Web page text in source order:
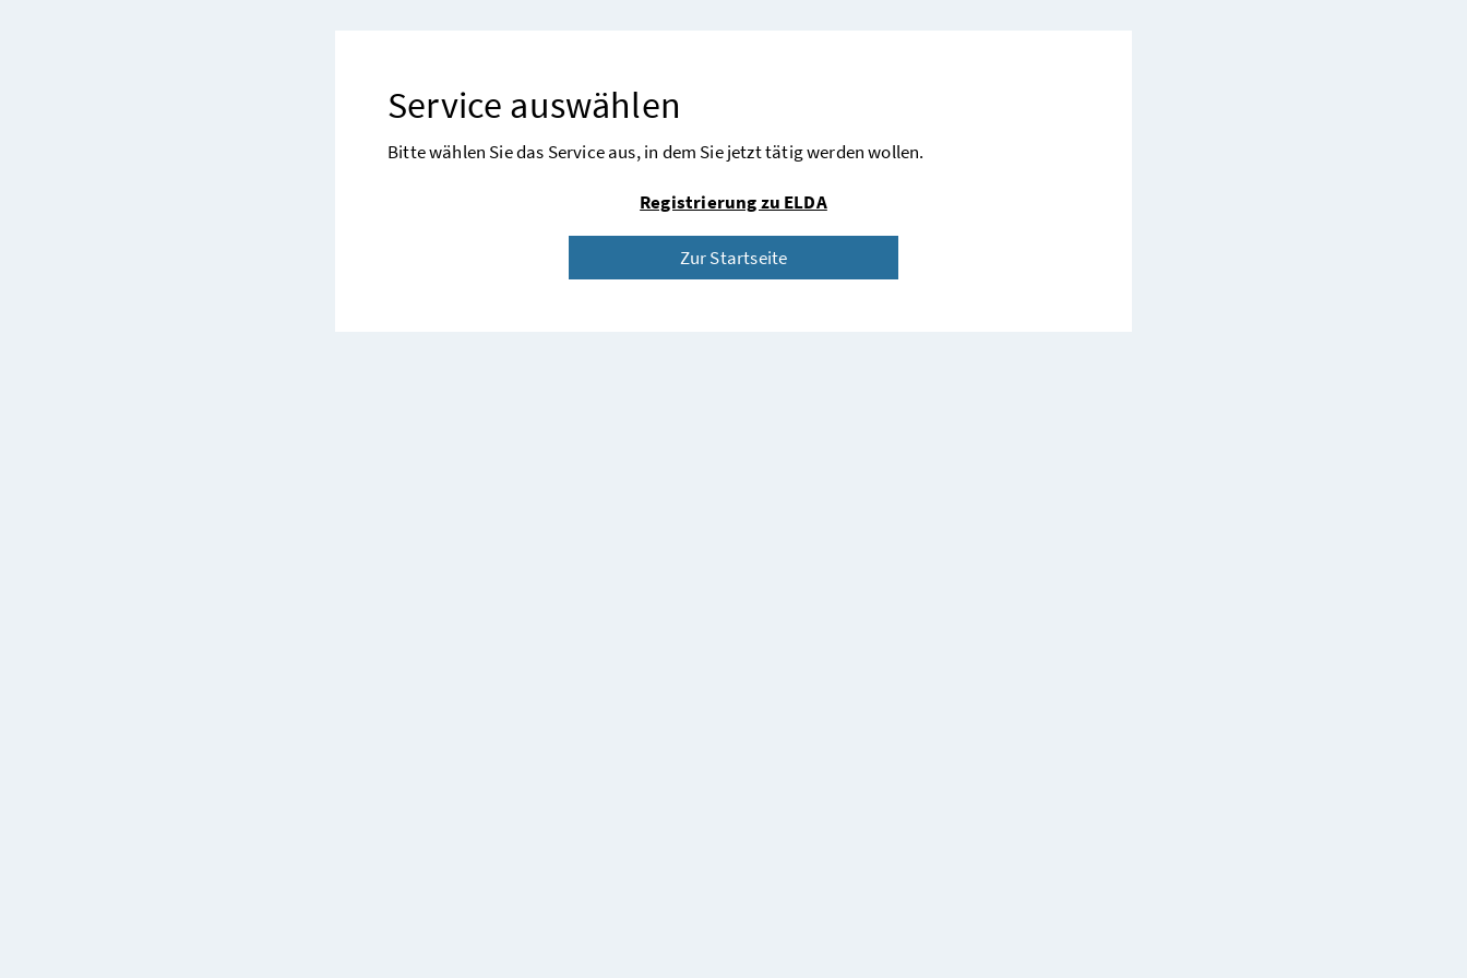
Service auswählen
Bitte wählen Sie das Serviceaus, in dem Sie jetzt tätig werden wollen.
Registrierung zu ELDA
Zur Startseite